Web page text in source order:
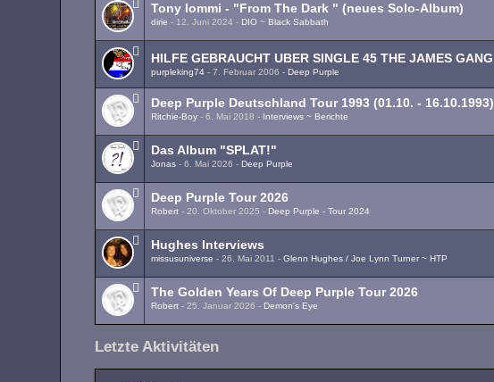
Tony Iommi - "From The Dark " (neues Solo-Album)
dirie - 12. Juni 2024 - DIO ~ Black Sabbath
HILFE GEBRAUCHT UBER SINGLE 45 THE JAMES GANG
purpleking74 -7. Februar 2006 -Deep Purple
Deep Purple Deutschland Tour 1993 (01.10. - 16.10.1993)
Ritchie-Boy -6. Mai 2018 - Interviews ~ Berichte
Das Album "SPLAT!"
Jonas -6. Mai 2026 -Deep Purple
Deep Purple Tour 2026
Robert -20. Oktober 2025 - Deep Purple - Tour 2024
Hughes Interviews
missusuniverse -26. Mai 2011 -Glenn Hughes / Joe Lynn Turner ~ HTP
The Golden Years Of Deep Purple Tour 2026
Robert -25. Januar 2026 - Demon's Eye
Letzte Aktivitäten